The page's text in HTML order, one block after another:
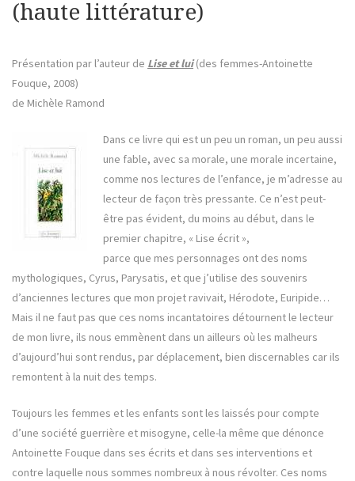
(haute littérature)
Présentation par l’auteur de Lise et lui(des femmes-Antoinette
Fouque, 2008)
de Michèle Ramond
Dans ce livre qui est un peu un roman, un peu aussi
une fable, avec sa morale, une morale incertaine,
comme nos lectures de l’enfance, je m’adresse au
lecteur de façon très pressante. Ce n’est peut-
être pas évident, du moins au début, dans le
premier chapitre, « Lise écrit »,
parce que mes personnages ont des noms
mythologiques, Cyrus, Parysatis, et que j’utilise des souvenirs
d’anciennes lectures que mon projet ravivait, Hérodote, Euripide…
Mais il ne faut pas que ces noms incantatoires détournent le lecteur
de mon livre, ils nous emmènent dans un ailleurs où les malheurs
d’aujourd’hui sont rendus, par déplacement, bien discernables car ils
remontent à la nuit des temps.
Toujours les femmes et les enfants sont les laissés pour compte
d’une société guerrière et misogyne, celle-la même que dénonce
Antoinette Fouque dans ses écrits et dans ses interventions et
contre laquelle nous sommes nombreux à nous révolter. Ces noms